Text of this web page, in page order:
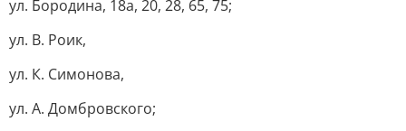
ул. Бородина, 18а, 20, 28, 65, 75;
ул. В. Роик,
ул. К. Симонова,
ул. А. Домбровского;